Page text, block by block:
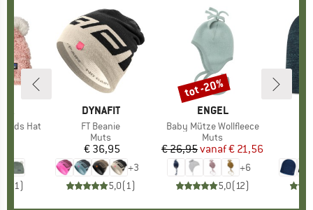
Hat
1)
MERK
DYNAFIT
Artikel
FT Beanie
Productgroep
Muts
Prijs
€ 36,95
+3
5,0(1)
MERK
ENGEL
Artikel
Baby Mütze Wollfleece
Productgroep
Muts
Prijs
€ 26,95 Verlaagde prijs
vanaf€ 21,56
+6
5,0(12)
Korting
tot -20%